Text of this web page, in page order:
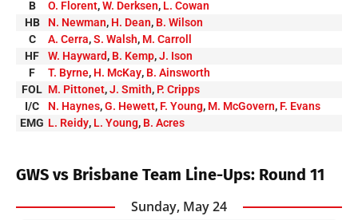
B O. Florent,W. Derksen, L. Cowan
HB
N. Newman, H. Dean, B. Wilson
C
A. Cerra,S. Walsh, M. Carroll
HF
W. Hayward, B. Kemp,J. Ison
F
T. Byrne, H. McKay, B. Ainsworth
FOL M. Pittonet,J. Smith, P. Cripps
I/C
N. Haynes,G. Hewett, F. Young, M. McGovern, F. Evans
EMG L. Reidy, L. Young, B. Acres
GWS vs Brisbane Team Line-Ups: Round 11
Sunday, May 24